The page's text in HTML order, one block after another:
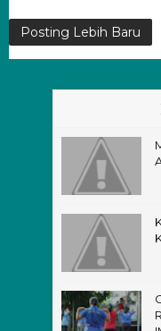
Posting Lebih Baru